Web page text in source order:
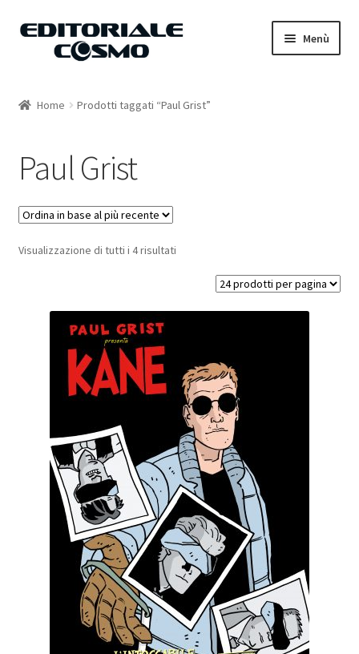
Vai
Vai
Menù
Carrello
Il mio account
Home Prodotti taggati “Paul Grist”
Paul Grist
Visualizzazione di tutti i 4 risultati